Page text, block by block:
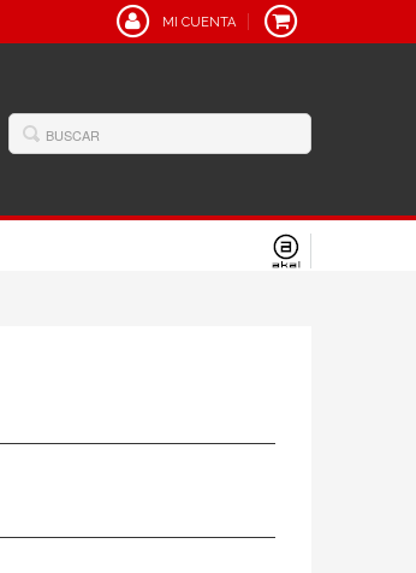
MI CUENTA